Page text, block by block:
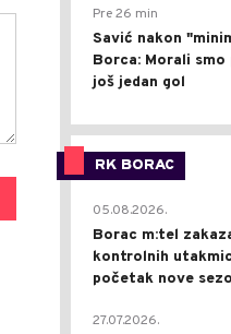
Pre 26 min
Savić nakon
Borca: Morali
još jedan gol
RK BORAC
05.08.2026.
Borac m:tel
kontrolnih
početak nove
27.07.2026.